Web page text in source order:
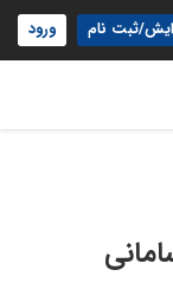
ثبت نام ورود